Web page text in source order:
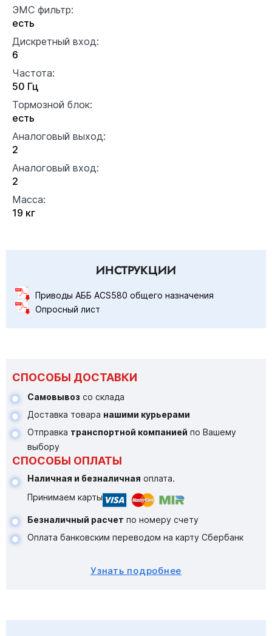
ЭМС фильтр:
есть
Дискретный вход:
6
Частота:
50 Гц
Тормозной блок:
есть
Аналоговый выход:
2
Аналоговый вход:
2
Масса:
19 кг
ИНСТРУКЦИИ
Приводы АББ ACS580 общего назначения
Опросный лист
СПОСОБЫ ДОСТАВКИ
Самовывоз со склада
Доставка товара нашими курьерами
Отправка транспортной компанией по Вашему
выбору
СПОСОБЫ ОПЛАТЫ
Наличная и безналичная оплата.
Принимаем карты
Безналичный расчет по номеру счету
Оплата банковским переводом на карту Сбербанк
Узнать подробнее